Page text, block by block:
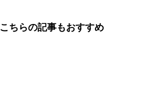
こちらの記事もおすすめ